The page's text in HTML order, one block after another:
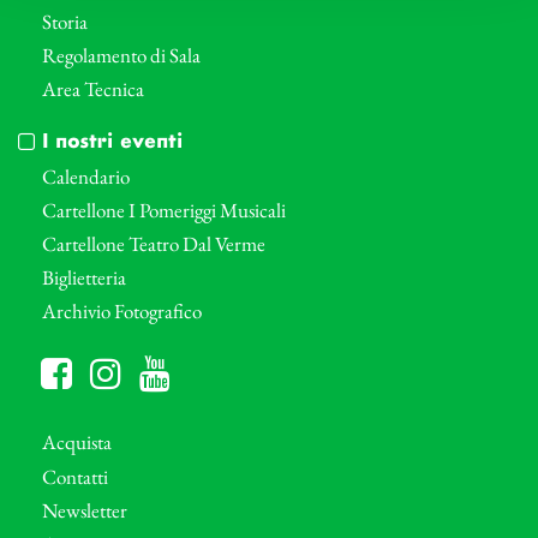
Storia
Regolamento di Sala
Area Tecnica
I nostri eventi
Calendario
Cartellone I Pomeriggi Musicali
Cartellone Teatro Dal Verme
Biglietteria
Archivio Fotografico
Acquista
Contatti
Newsletter